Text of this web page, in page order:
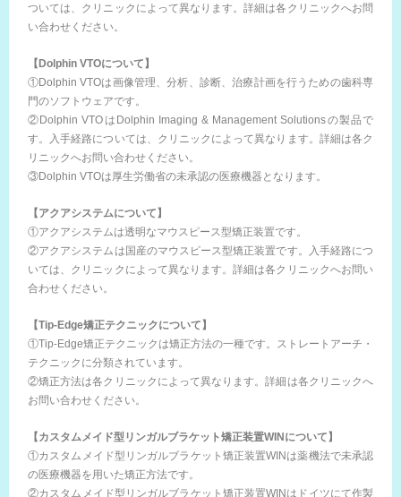
ついては、クリニックによって異なります。詳細は各クリニックへお問
い合わせください。
【Dolphin VTOについて】
①Dolphin VTOは画像管理、分析、診断、治療計画を行うための歯科専
門のソフトウェアです。
②Dolphin VTOはDolphin Imaging & Management Solutionsの製品で
す。入手経路については、クリニックによって異なります。詳細は各ク
リニックへお問い合わせください。
③Dolphin VTOは厚生労働省の未承認の医療機器となります。
【アクアシステムについて】
①アクアシステムは透明なマウスピース型矯正装置です。
②アクアシステムは国産のマウスピース型矯正装置です。入手経路につ
いては、クリニックによって異なります。詳細は各クリニックへお問い
合わせください。
【Tip-Edge矯正テクニックについて】
①Tip-Edge矯正テクニックは矯正方法の一種です。ストレートアーチ・
テクニックに分類されています。
②矯正方法は各クリニックによって異なります。詳細は各クリニックへ
お問い合わせください。
【カスタムメイド型リンガルブラケット矯正装置WINについて】
①カスタムメイド型リンガルブラケット矯正装置WINは薬機法で未承認
の医療機器を用いた矯正方法です。
②カスタムメイド型リンガルブラケット矯正装置WINはドイツにて作製